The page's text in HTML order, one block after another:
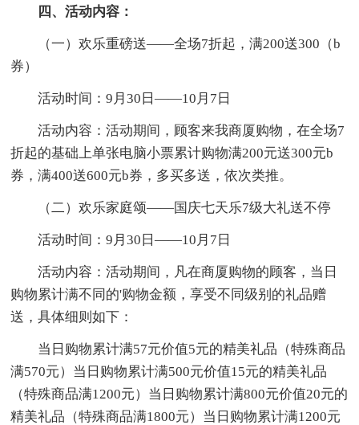
四、活动内容：
（一）欢乐重磅送——全场7折起，满200送300（b
券）
活动时间：9月30日——10月7日
活动内容：活动期间，顾客来我商厦购物，在全场7
折起的基础上单张电脑小票累计购物满200元送300元b
券，满400送600元b券，多买多送，依次类推。
（二）欢乐家庭颂——国庆七天乐7级大礼送不停
活动时间：9月30日——10月7日
活动内容：活动期间，凡在商厦购物的顾客，当日
购物累计满不同的'购物金额，享受不同级别的礼品赠
送，具体细则如下：
当日购物累计满57元价值5元的精美礼品（特殊商品
满570元）当日购物累计满500元价值15元的精美礼品
（特殊商品满1200元）当日购物累计满800元价值20元的
精美礼品（特殊商品满1800元）当日购物累计满1200元